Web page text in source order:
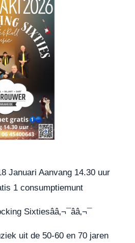
Januari Aanvang 14.30 uur
1 consumptiemunt
Sixtiesââ‚¬¯ââ‚¬¯
uit de 50-60 en 70 jaren